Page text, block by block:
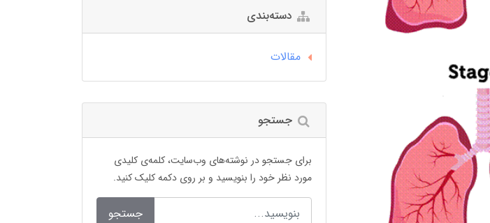
دسته‌بندی
مقالات
جستجو
برای جستجو در نوشته‌های وب‌سایت، کلمه‌ی کلیدی
مورد نظر خود را بنویسید و بر روی دکمه کلیک کنید.
جستجو